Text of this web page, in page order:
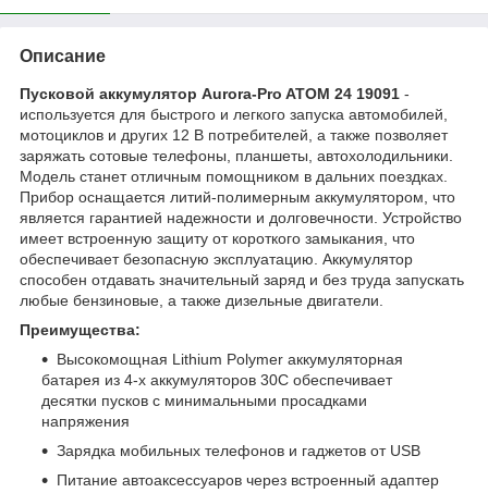
Описание
Пусковой аккумулятор Aurora-Pro ATOM 24 19091 -
используется для быстрого и легкого запуска автомобилей,
мотоциклов и других 12 В потребителей, а также позволяет
заряжать сотовые телефоны, планшеты, автохолодильники.
Модель станет отличным помощником в дальних поездках.
Прибор оснащается литий-полимерным аккумулятором, что
является гарантией надежности и долговечности. Устройство
имеет встроенную защиту от короткого замыкания, что
обеспечивает безопасную эксплуатацию. Аккумулятор
способен отдавать значительный заряд и без труда запускать
любые бензиновые, а также дизельные двигатели.
Преимущества:
Высокомощная Lithium Polymer аккумуляторная
батарея из 4-х аккумуляторов 30С обеспечивает
десятки пусков с минимальными просадками
напряжения
Зарядка мобильных телефонов и гаджетов от USB
Питание автоаксессуаров через встроенный адаптер